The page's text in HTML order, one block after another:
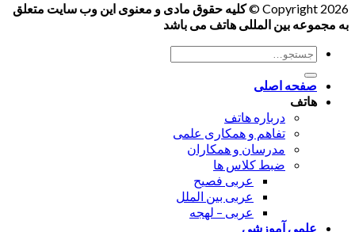
Copyright 2026 ©
کلیه حقوق مادی و معنوی این وب سایت متعلق
به مجموعه بین المللی هاتف می باشد
جستجو
صفحه اصلی
هاتف
درباره هاتف
تفاهم و همکاری علمی
مدرسان و همکاران
ضبط کلاس ها
عربی فصیح
عربی بین الملل
عربی – لهجه
علمی آموزشی